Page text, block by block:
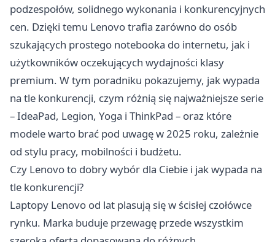
podzespołów, solidnego wykonania i konkurencyjnych
cen. Dzięki temu Lenovo trafia zarówno do osób
szukających prostego notebooka do internetu, jak i
użytkowników oczekujących wydajności klasy
premium. W tym poradniku pokazujemy, jak wypada
na tle konkurencji, czym różnią się najważniejsze serie
– IdeaPad, Legion, Yoga i ThinkPad – oraz które
modele warto brać pod uwagę w 2025 roku, zależnie
od stylu pracy, mobilności i budżetu.
Czy Lenovo to dobry wybór dla Ciebie i jak wypada na
tle konkurencji?
Laptopy Lenovo od lat plasują się w ścisłej czołówce
rynku. Marka buduje przewagę przede wszystkim